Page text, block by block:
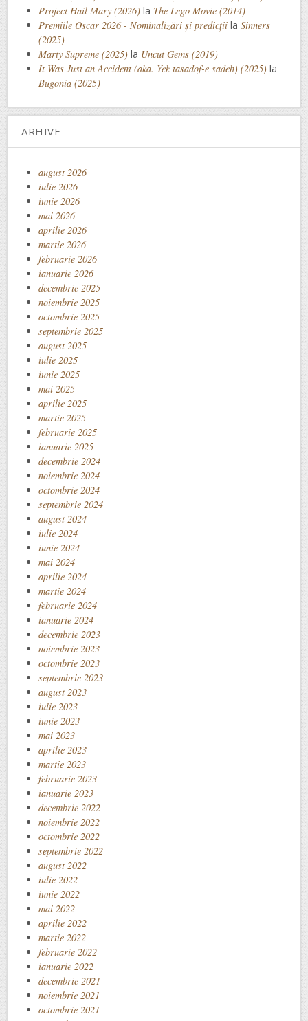
Project Hail Mary (2026) la The Lego Movie (2014)
Premiile Oscar 2026 - Nominalizări și predicții la Sinners
(2025)
Marty Supreme (2025) la Uncut Gems (2019)
It Was Just an Accident (aka. Yek tasadof-e sadeh) (2025) la
Bugonia (2025)
ARHIVE
august 2026
iulie 2026
iunie 2026
mai 2026
aprilie 2026
martie 2026
februarie 2026
ianuarie 2026
decembrie 2025
noiembrie 2025
octombrie 2025
septembrie 2025
august 2025
iulie 2025
iunie 2025
mai 2025
aprilie 2025
martie 2025
februarie 2025
ianuarie 2025
decembrie 2024
noiembrie 2024
octombrie 2024
septembrie 2024
august 2024
iulie 2024
iunie 2024
mai 2024
aprilie 2024
martie 2024
februarie 2024
ianuarie 2024
decembrie 2023
noiembrie 2023
octombrie 2023
septembrie 2023
august 2023
iulie 2023
iunie 2023
mai 2023
aprilie 2023
martie 2023
februarie 2023
ianuarie 2023
decembrie 2022
noiembrie 2022
octombrie 2022
septembrie 2022
august 2022
iulie 2022
iunie 2022
mai 2022
aprilie 2022
martie 2022
februarie 2022
ianuarie 2022
decembrie 2021
noiembrie 2021
octombrie 2021